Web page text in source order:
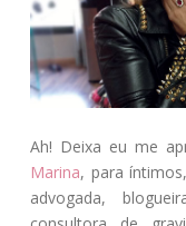
Ah! Deixa eu me
Marina, para íntimos,
advogada,